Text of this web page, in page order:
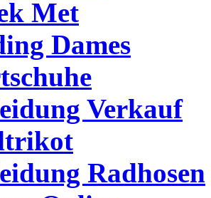
Met
Dames
Verkauf
Radhosen